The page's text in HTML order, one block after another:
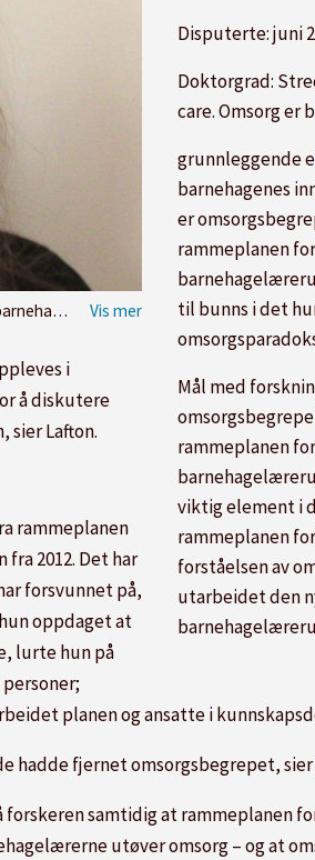
Disputerte: juni
Doktorgrad:
care. Omsorg er
grunnleggende
barnehagenes
er
rammeplanen
til bunns i det
Mål med
rammeplanen
viktig element i
rammeplanen
forståelsen av
utarbeidet den
Foto: Privat
i
å diskutere
sier Lafton.
rammeplanen
2012. Det har
forsvunnet på,
oppdaget at
lurte hun på
planen og ansatte i
hadde fjernet omsorgsbegrepet, sier
samtidig at rammeplanen
utøver omsorg – og at